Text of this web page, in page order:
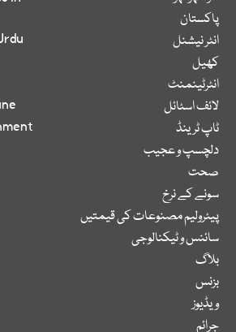
پاکستان
انٹر نیشنل
کھیل
انٹرٹینمنٹ
لائف اسٹائل
ٹاپ ٹرینڈ
دلچسپ و عجیب
صحت
سونے کے نرخ
پیٹرولیم مصنوعات کی قیمتیں
سائنس و ٹیکنالوجی
بلاگ
بزنس
ویڈیوز
جرائم